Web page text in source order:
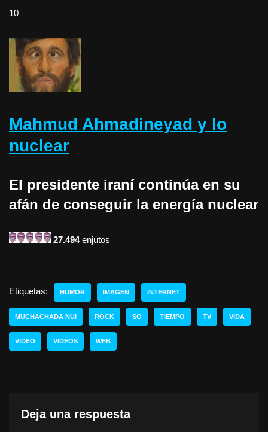
10
Mahmud Ahmadineyad y lo
nuclear
El presidente iraní continúa en su
afán de conseguir la energía nuclear
27.494enjutos
Etiquetas: HUMOR IMAGEN INTERNET
MUCHACHADA NUI ROCK SO TIEMPO TV VIDA
VIDEO VIDEOS WEB
Deja una respuesta